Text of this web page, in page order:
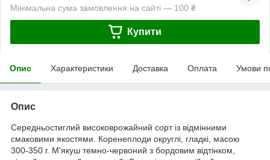
Мінімальна сума замовлення на сайті — 100 ₴
Купити
Опис Характеристики Доставка Оплата Умови
Опис
Середньостиглий високоврожайний сорт із відмінними
смаковими якостями. Коренеплоди округлі, гладкі, масою
300-350 г. М'якуш темно-червоний з бордовим відтінком,